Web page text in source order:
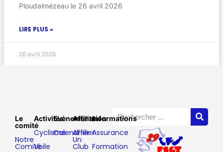
Ploudalmézeau le 26 avril 2026
LIRE PLUS »
26 avril 2026
Le
comité
Notre
Comité
Activités
Cyclisme
Voile
Evènements
Calendrier
Affiliation
Affilier
Un
Club
Informations
Assurance
Formation